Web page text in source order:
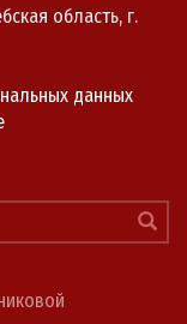
область, г.
данных